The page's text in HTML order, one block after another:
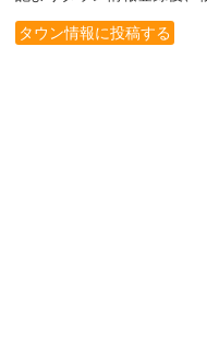
タウン情報に投稿する